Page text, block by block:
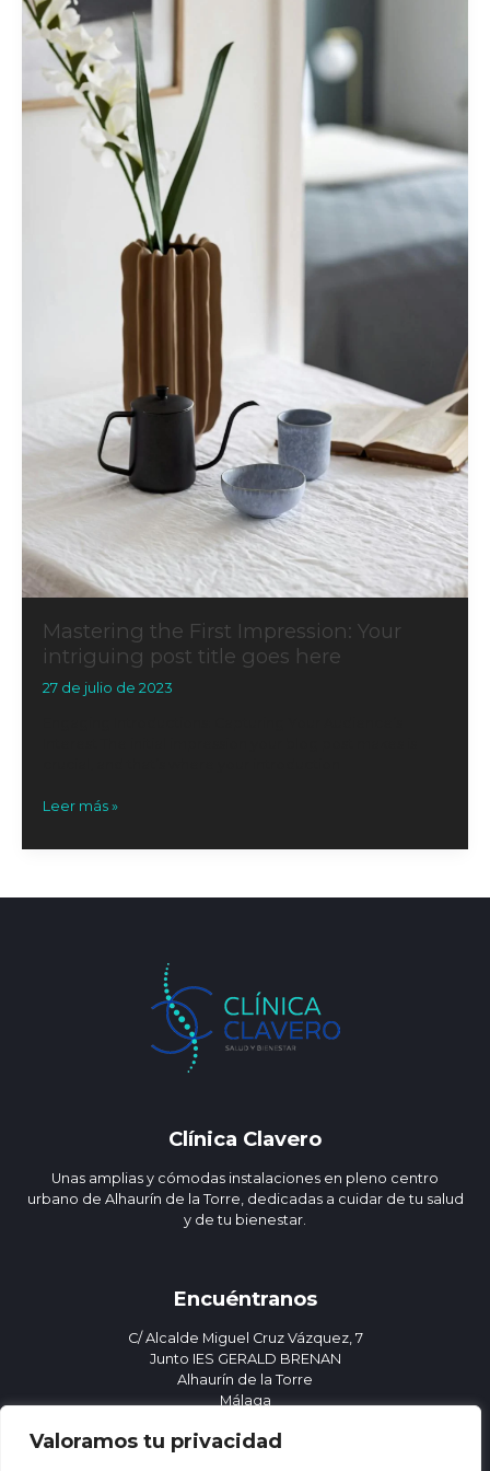
Valoramos tu privacidad
Mastering the First Impression: Your
intriguing post title goes here
27 de julio de 2023
Your
intriguing
post
title
goes
Leer más »
Clínica Clavero
Unas amplias y cómodas instalaciones en pleno centro
urbano de Alhaurín de la Torre, dedicadas a cuidar de tu salud
y de tu bienestar.
Encuéntranos
C/ Alcalde Miguel Cruz Vázquez, 7
Junto IES GERALD BRENAN
Alhaurín de la Torre
Málaga
clinicaclavero@gmail.com